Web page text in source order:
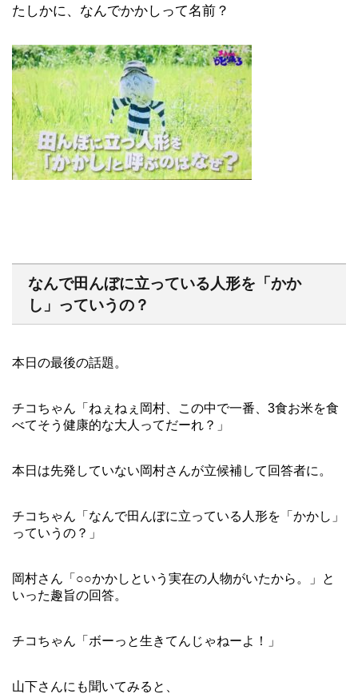
たしかに、なんでかかしって名前？
なんで田んぼに立っている人形を「かか
し」っていうの？
本日の最後の話題。
チコちゃん「ねぇねぇ岡村、この中で一番、3食お米を食
べてそう健康的な大人ってだーれ？」
本日は先発していない岡村さんが立候補して回答者に。
チコちゃん「なんで田んぼに立っている人形を「かかし」
っていうの？」
岡村さん「○○かかしという実在の人物がいたから。」と
いった趣旨の回答。
チコちゃん「ボーっと生きてんじゃねーよ！」
山下さんにも聞いてみると、